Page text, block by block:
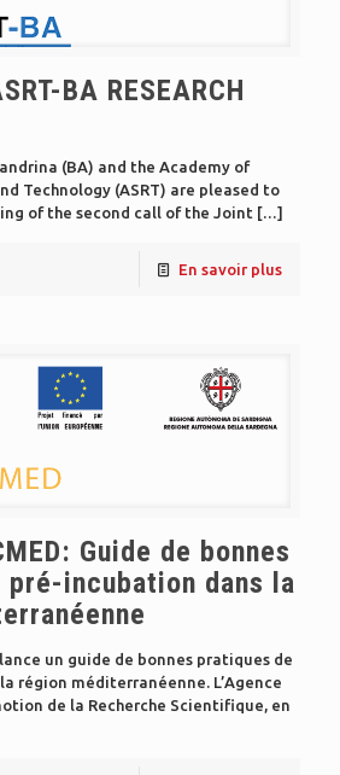
BA RESEARCH
(BA) and the Academy of
Technology (ASRT) are pleased to
of the second call of the Joint […]
En savoir plus
Guide de bonnes
incubation dans la
un guide de bonnes pratiques de
région méditerranéenne. L’Agence
de la Recherche Scientifique, en